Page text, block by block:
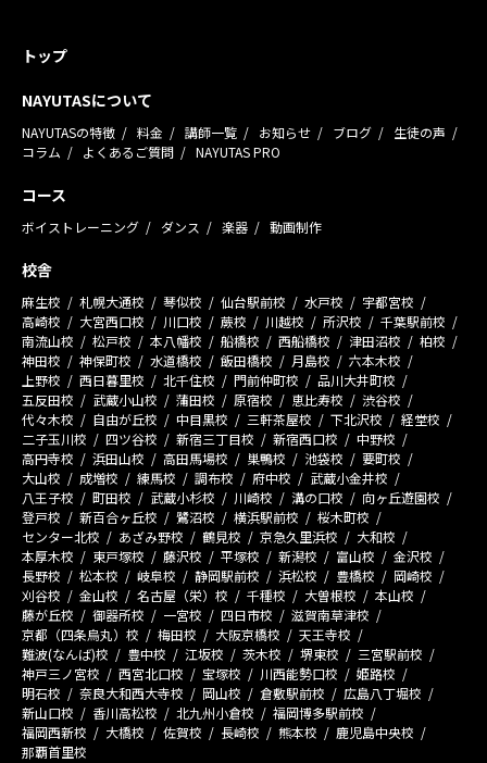
トップ
NAYUTASについて
NAYUTASの特徴 料金 講師一覧 お知らせ ブログ
生徒の声
コラム
よくあるご質問 NAYUTAS PRO
コース
ボイストレーニング ダンス 楽器 動画制作
校舎
麻生校 札幌大通校 琴似校 仙台駅前校 水戸校
宇都宮校
高崎校
大宮西口校 川口校 蕨校 川越校 所沢校
千葉駅前校
南流山校
松戸校 本八幡校 船橋校 西船橋校 津田沼校
柏校
神田校
神保町校 水道橋校 飯田橋校 月島校
六本木校
上野校
西日暮里校 北千住校 門前仲町校
品川大井町校
五反田校
武蔵小山校 蒲田校 原宿校 恵比寿校
渋谷校
代々木校
自由が丘校 中目黒校 三軒茶屋校 下北沢校
経堂校
二子玉川校
四ツ谷校 新宿三丁目校 新宿西口校
中野校
高円寺校
浜田山校 高田馬場校 巣鴨校 池袋校
要町校
大山校
成増校 練馬校 調布校 府中校
武蔵小金井校
八王子校
町田校 武蔵小杉校 川崎校 溝の口校
向ヶ丘遊園校
登戸校
新百合ヶ丘校 鷺沼校 横浜駅前校
桜木町校
センター北校
あざみ野校 鶴見校 京急久里浜校
大和校
本厚木校
東戸塚校 藤沢校 平塚校 新潟校 富山校
金沢校
長野校
松本校 岐阜校 静岡駅前校 浜松校 豊橋校
岡崎校
刈谷校
金山校 名古屋（栄）校 千種校 大曽根校
本山校
藤が丘校
御器所校 一宮校 四日市校
滋賀南草津校
京都（四条烏丸）校
梅田校 大阪京橋校
天王寺校
難波(なんば)校
豊中校 江坂校 茨木校 堺東校
三宮駅前校
神戸三ノ宮校
西宮北口校 宝塚校 川西能勢口校
姫路校
明石校
奈良大和西大寺校 岡山校 倉敷駅前校
広島八丁堀校
新山口校
香川高松校 北九州小倉校
福岡博多駅前校
福岡西新校
大橋校 佐賀校 長崎校 熊本校
鹿児島中央校
那覇首里校